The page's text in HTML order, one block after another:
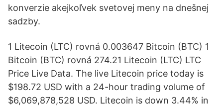
konverzie akejkoľvek svetovej meny na dnešnej
sadzby.
1 Litecoin (LTC) rovná 0.003647 Bitcoin (BTC) 1
Bitcoin (BTC) rovná 274.21 Litecoin (LTC) LTC
Price Live Data. The live Litecoin price today is
$198.72 USD with a 24-hour trading volume of
$6,069,878,528 USD. Litecoin is down 3.44% in